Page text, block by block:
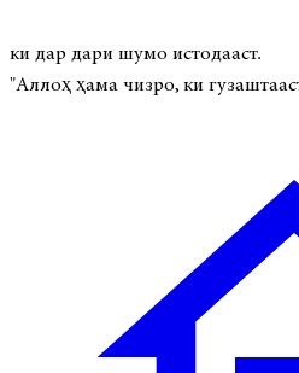
ки дар дари шумо истодааст.
"Аллоҳ ҳама чизро, ки